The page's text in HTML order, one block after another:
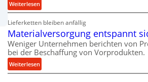
Weiterlesen:
R
o
l
l
e
n
f
Lieferketten bleiben anfällig
Materialversorgung entspannt
Weniger Unternehmen berichten von
bei der Beschaffung von Vorprodukten.
Weiterlesen:
M